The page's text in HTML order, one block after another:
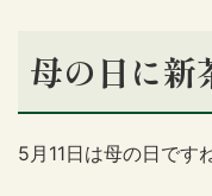
母の日に
5月11日は母の日です